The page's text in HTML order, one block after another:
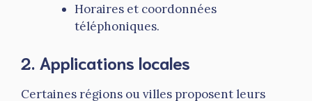
Horaires et coordonnées
téléphoniques.
2. Applications locales
Certaines régions ou villes proposent leurs